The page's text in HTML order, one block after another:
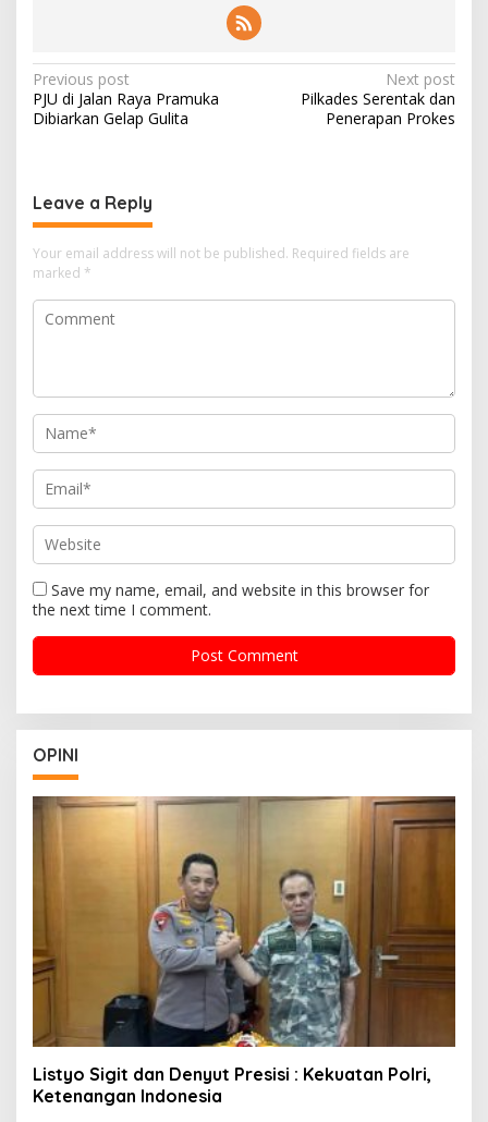
Post
navigation
Previous post
PJU di Jalan Raya Pramuka
Dibiarkan Gelap Gulita
Next post
Pilkades Serentak dan
Penerapan Prokes
Leave a Reply
Your email address will not be published. Required fields are
marked *
Save my name, email, and website in this browser for
the next time I comment.
OPINI
Listyo Sigit dan Denyut Presisi : Kekuatan Polri,
Ketenangan Indonesia